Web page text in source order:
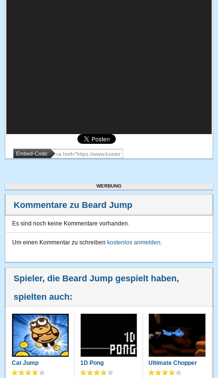
Embed-Code:
WERBUNG
Kommentare zu Beard Jump
Es sind noch keine Kommentare vorhanden.
Um einen Kommentar zu schreiben kostenlos anmelden.
Spieler, die Beard Jump gespielt haben,
spielten auch:
Cat Jump 1D Pong Ultimate Chopper